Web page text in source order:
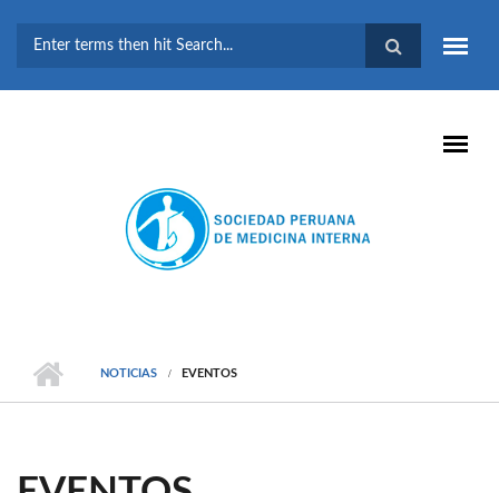
BÚSQUEDA
NOTICIAS EVENTOS